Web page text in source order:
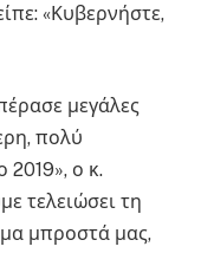
«Κυβερνήστε,
μεγάλες
πολύ
2019», ο κ.
τελειώσει τη
μπροστά μας,